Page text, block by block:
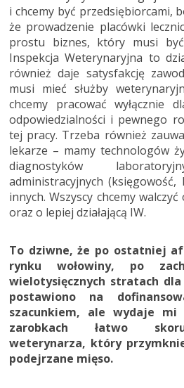
i chcemy być przedsiębiorcami,
że prowadzenie placówki
prostu biznes, który musi być
Inspekcja Weterynaryjna to
również daje satysfakcję
musi mieć służby
chcemy pracować wyłącznie
odpowiedzialności i pewnego
tej pracy. Trzeba również
lekarze – mamy technologów
diagnostyków
administracyjnych (księgowość,
innych. Wszyscy chcemy
oraz o lepiej działającą IW.
To dziwne, że po ostatniej
rynku wołowiny, po
wielotysięcznych stratach
postawiono na
szacunkiem, ale wydaje mi
zarobkach łatwo
weterynarza, który
podejrzane mięso.